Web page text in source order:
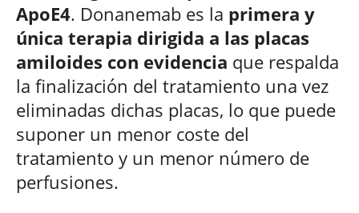
ApoE4. Donanemab es la primera y
única terapia dirigida a las placas
amiloides con evidencia que respalda
la finalización del tratamiento una vez
eliminadas dichas placas, lo que puede
suponer un menor coste del
tratamiento y un menor número de
perfusiones.